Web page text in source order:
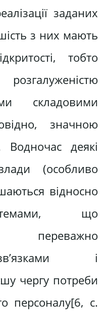
заданих
з них мають
тобто
складовими
значною
деякі
(особливо
відносно
що
переважно
і
чергу потреби
персоналу[6, c.